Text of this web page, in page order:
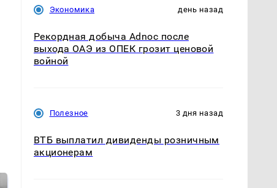
Экономика день назад
Рекордная добыча Adnoc после
выхода ОАЭ из ОПЕК грозит ценовой
войной
Полезное 3 дня назад
ВТБ выплатил дивиденды розничным
акционерам